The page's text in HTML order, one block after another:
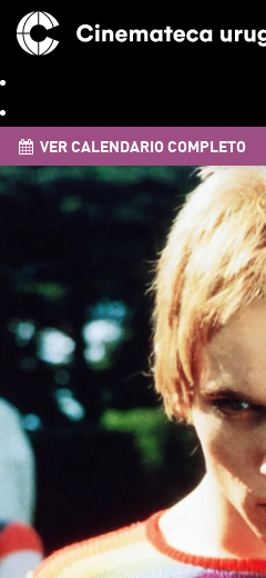
VER CALENDARIO COMPLETO